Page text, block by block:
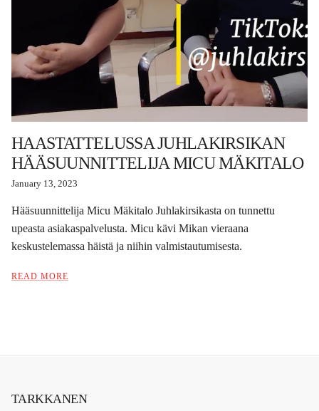
HAASTATTELUSSA JUHLAKIRSIKAN
HÄÄSUUNNITTELIJA MICU MÄKITALO
January 13, 2023
Hääsuunnittelija Micu Mäkitalo Juhlakirsikasta on tunnettu
upeasta asiakaspalvelusta. Micu kävi Mikan vieraana
keskustelemassa häistä ja niihin valmistautumisesta.
READ MORE
TARKKANEN